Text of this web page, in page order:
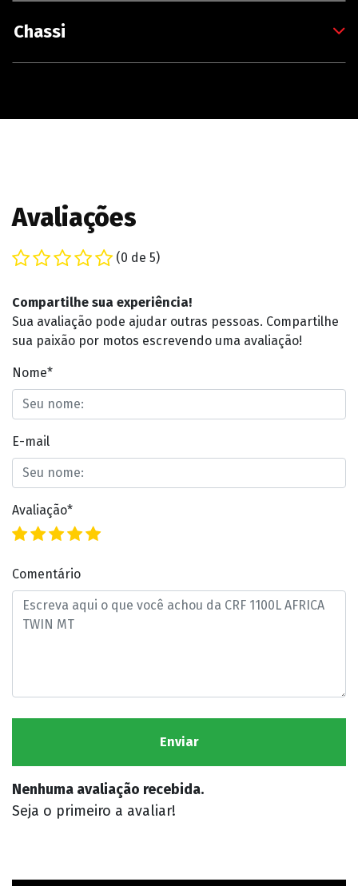
Chassi
Avaliações
(0 de 5)
Compartilhe sua experiência!
Sua avaliação pode ajudar outras pessoas. Compartilhe
sua paixão por motos escrevendo uma avaliação!
Nome*
E-mail
Avaliação*
Comentário
Nenhuma avaliação recebida.
Seja o primeiro a avaliar!